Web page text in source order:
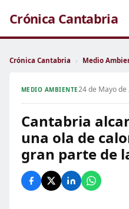
Crónica Cantabria
Crónica Cantabria › Medio
MEDIO AMBIENTE24 de Mayo de
Cantabria
una ola de
gran parte de